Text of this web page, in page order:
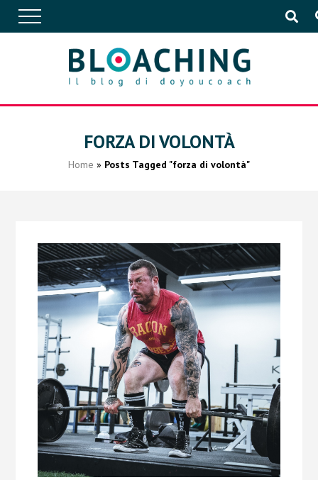
CONVERSAZIONI
EVENTI
PUBBLICAZIONI
Chi Siamo Contatti
FORZA DI VOLONTÀ
Home » Posts Tagged "forza di volontà"